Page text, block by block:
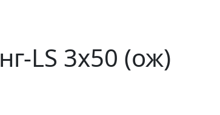
LS 3х50 (ож)